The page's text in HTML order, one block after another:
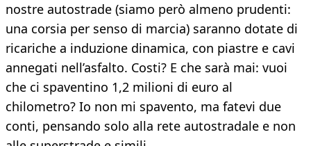
nostre autostrade (siamo però almeno prudenti:
una corsia per senso di marcia) saranno dotate di
ricariche a induzione dinamica, con piastre e cavi
annegati nell’asfalto. Costi? E che sarà mai: vuoi
che ci spaventino 1,2 milioni di euro al
chilometro? Io non mi spavento, ma fatevi due
conti, pensando solo alla rete autostradale e non